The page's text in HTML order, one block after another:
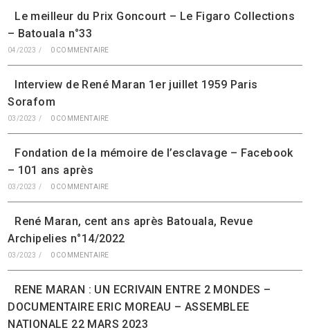
Le meilleur du Prix Goncourt – Le Figaro Collections
– Batouala n°33
04/2023 / 0 COMMENTAIRE
Interview de René Maran 1er juillet 1959 Paris
Sorafom
03/2023 / 0 COMMENTAIRE
Fondation de la mémoire de l’esclavage – Facebook
– 101 ans après
03/2023 / 0 COMMENTAIRE
René Maran, cent ans après Batouala, Revue
Archipelies n°14/2022
03/2023 / 0 COMMENTAIRE
RENE MARAN : UN ECRIVAIN ENTRE 2 MONDES –
DOCUMENTAIRE ERIC MOREAU – ASSEMBLEE
NATIONALE 22 MARS 2023